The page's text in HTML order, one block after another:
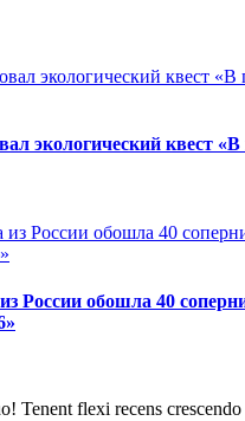
экологический квест «В
России обошла 40
Tenent flexi recens